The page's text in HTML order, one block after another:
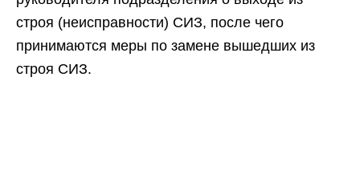
строя (неисправности) СИЗ, после чего
принимаются меры по замене вышедших из
строя СИЗ.